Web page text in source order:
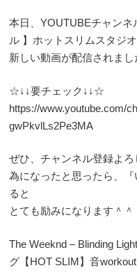
本日、YOUTUBEチャン
ル 】ホットスリムスタジ
新しい動画が配信されまし
☆↓↓要チェック↓↓☆
https://www.youtube.com/
gwPkvlLs2Pe3MA
ぜひ、チャンネル登録よろ
為になったと思ったら、
ると
とても励みになります＾＾
The Weeknd – Blinding
グ【HOT SLIM】音workout